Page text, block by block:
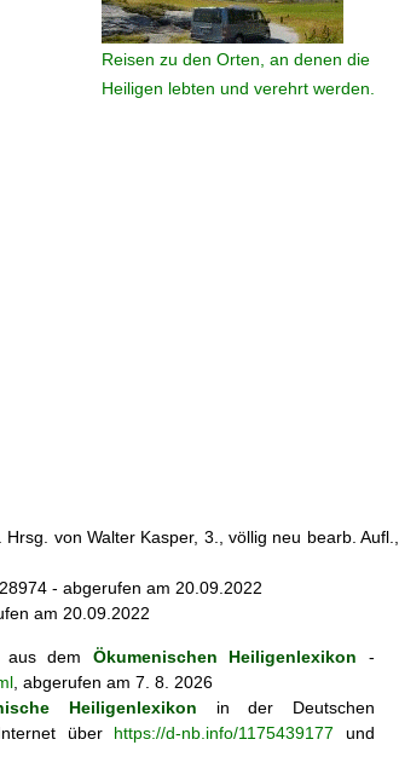
Reisen zu den Orten, an denen die
Heiligen lebten und verehrt werden.
von Walter Kasper, 3., völlig neu bearb. Aufl.,
- abgerufen am 20.09.2022
am 20.09.2022
aus dem Ökumenischen Heiligenlexikon -
, abgerufen am 7. 8. 2026
Heiligenlexikon in der Deutschen
über https://d-nb.info/1175439177 und